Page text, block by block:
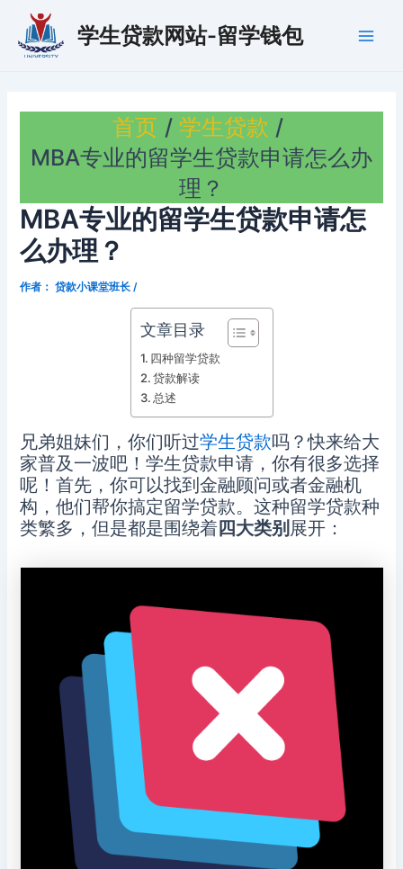
学生贷款网站-留学钱包
首页
学生贷款
MBA专业的留学生贷款申请怎么办
理？
MBA专业的留学生贷款申请怎
么办理？
作者： 贷款小课堂班长 /
文章目录
四种留学贷款
贷款解读
总述
兄弟姐妹们，你们听过学生贷款吗？快来给大
家普及一波吧！学生贷款申请，你有很多选择
呢！首先，你可以找到金融顾问或者金融机
构，他们帮你搞定留学贷款。这种留学贷款种
类繁多，但是都是围绕着四大类别 展开：